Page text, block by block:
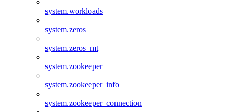
system.workloads
system.zeros
system.zeros_mt
system.zookeeper
system.zookeeper_info
system.zookeeper_connection